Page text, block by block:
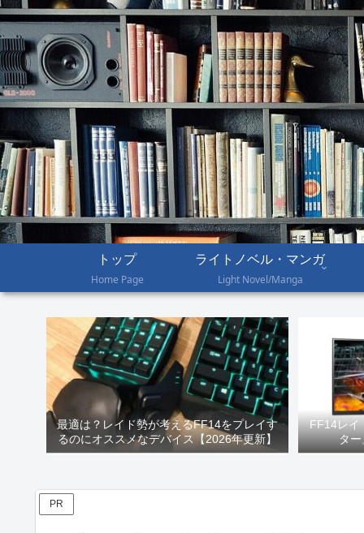
トップ
Home Page
ライトノベル・マンガ
Light Novel/Manga
最適は？レイド勢が考えるFF14をプレイす
るのにオススメなデバイス【2026年更新】
FF14レイ
ター
PR